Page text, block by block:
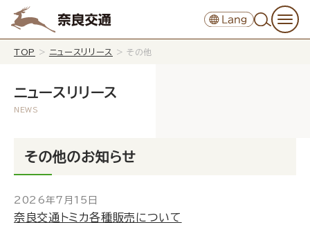
TOP > ニュースリリース > その他
ニュースリリース
その他のお知らせ
2026年7月15日
奈良交通トミカ各種販売について